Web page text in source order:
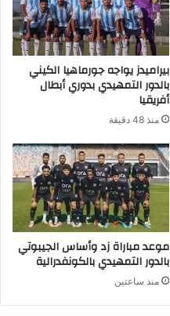
بيراميدز يواجه جورماهيا الكيني
بالدور التمهيدي بدوري أبطال
أفريقيا
منذ 48 دقيقة
موعد مباراة زد وأساس الجيبوتي
بالدور التمهيدي بالكونفدرالية
منذ ساعتين